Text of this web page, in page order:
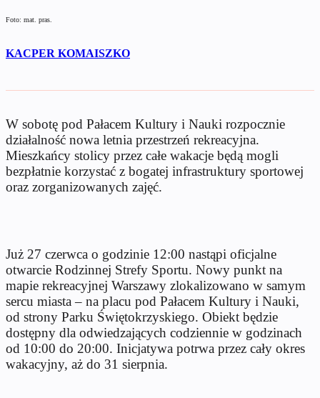
Foto: mat. pras.
KACPER KOMAISZKO
W sobotę pod Pałacem Kultury i Nauki rozpocznie
działalność nowa letnia przestrzeń rekreacyjna.
Mieszkańcy stolicy przez całe wakacje będą mogli
bezpłatnie korzystać z bogatej infrastruktury sportowej
oraz zorganizowanych zajęć.
Już 27 czerwca o godzinie 12:00 nastąpi oficjalne
otwarcie Rodzinnej Strefy Sportu. Nowy punkt na
mapie rekreacyjnej Warszawy zlokalizowano w samym
sercu miasta – na placu pod Pałacem Kultury i Nauki,
od strony Parku Świętokrzyskiego. Obiekt będzie
dostępny dla odwiedzających codziennie w godzinach
od 10:00 do 20:00. Inicjatywa potrwa przez cały okres
wakacyjny, aż do 31 sierpnia.